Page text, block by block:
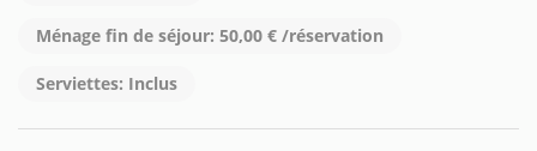
Ménage fin de séjour: 50,00 € /réservation
Serviettes: Inclus